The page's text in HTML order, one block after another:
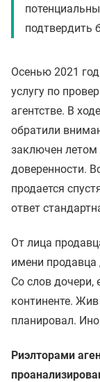
подтвердить
Осенью 2021
услугу по
агентстве. В
обратили
заключен летом
доверенности.
продается
ответ
От лица
имени продавца
Со слов дочери,
континенте.
планировал.
Риэлторами